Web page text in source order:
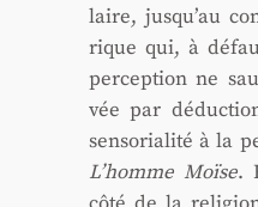
laire, jusqu’au
rique qui, à
per­cep­tion ne
vée par
sen­so­ria­li­té à la
L’homme Moïse.